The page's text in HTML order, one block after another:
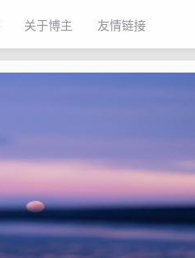
关于博主 友情链接